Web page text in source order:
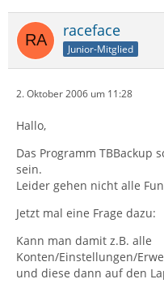
raceface
Junior-Mitglied
2. Oktober 2006 um 11:28
Hallo,
Das Programm TBBackup
sein.
Leider gehen nicht alle
Jetzt mal eine Frage dazu:
Kann man damit z.B. alle
Konten/Einstellungen/
und diese dann auf den